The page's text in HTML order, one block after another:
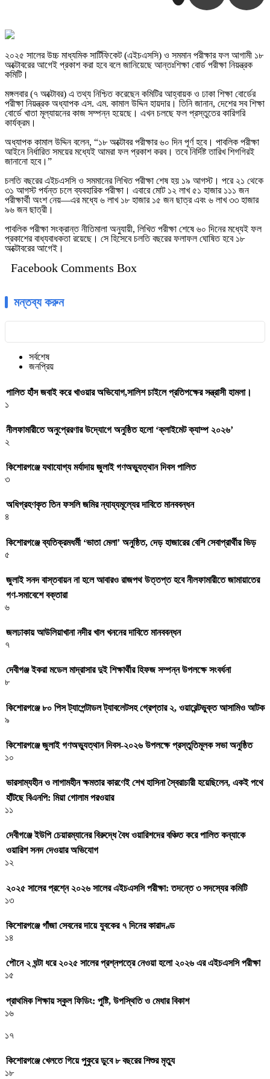
২০২৫ সালের উচ্চ মাধ্যমিক সার্টিফিকেট (এইচএসসি) ও সমমান পরীক্ষার ফল আগামী ১৮
অক্টোবরের আগেই প্রকাশ করা হবে বলে জানিয়েছে আন্তঃশিক্ষা বোর্ড পরীক্ষা নিয়ন্ত্রক
কমিটি।
মঙ্গলবার (৭ অক্টোবর) এ তথ্য নিশ্চিত করেছেন কমিটির আহ্বায়ক ও ঢাকা শিক্ষা বোর্ডের
পরীক্ষা নিয়ন্ত্রক অধ্যাপক এস. এম. কামাল উদ্দিন হায়দার। তিনি জানান, দেশের সব শিক্ষা
বোর্ডে খাতা মূল্যায়নের কাজ সম্পন্ন হয়েছে। এখন চলছে ফল প্রস্তুতের কারিগরি
কার্যক্রম।
অধ্যাপক কামাল উদ্দিন বলেন, “১৮ অক্টোবর পরীক্ষার ৬০ দিন পূর্ণ হবে। পাবলিক পরীক্ষা
আইনে নির্ধারিত সময়ের মধ্যেই আমরা ফল প্রকাশ করব। তবে নির্দিষ্ট তারিখ শিগগিরই
জানানো হবে।”
চলতি বছরের এইচএসসি ও সমমানের লিখিত পরীক্ষা শেষ হয় ১৯ আগস্ট। পরে ২১ থেকে
৩১ আগস্ট পর্যন্ত চলে ব্যবহারিক পরীক্ষা। এবারে মোট ১২ লাখ ৫১ হাজার ১১১ জন
পরীক্ষার্থী অংশ নেয়—এর মধ্যে ৬ লাখ ১৮ হাজার ১৫ জন ছাত্র এবং ৬ লাখ ৩৩ হাজার
৯৬ জন ছাত্রী।
পাবলিক পরীক্ষা সংক্রান্ত নীতিমালা অনুযায়ী, লিখিত পরীক্ষা শেষে ৬০ দিনের মধ্যেই ফল
প্রকাশের বাধ্যবাধকতা রয়েছে। সে হিসেবে চলতি বছরের ফলাফল ঘোষিত হবে ১৮
অক্টোবরের আগেই।
Facebook Comments Box
মন্তব্য করুন
সর্বশেষ
জনপ্রিয়
পালিত হাঁস জবাই করে খাওয়ার অভিযোগ,সালিশ চাইলে প্রতিপক্ষের সন্ত্রাসী হামলা।
১
নীলফামারীতে অনুপ্রেরণার উদ্যোগে অনুষ্ঠিত হলো ‘ক্লাইমেট ক্যাম্প ২০২৬’
২
কিশোরগঞ্জে যথাযোগ্য মর্যাদায় জুলাই গণঅভ্যুত্থান দিবস পালিত
৩
অধিগ্রহণকৃত তিন ফসলি জমির ন্যায্যমূল্যের দাবিতে মানববন্ধন
৪
কিশোরগঞ্জে ব্যতিক্রমধর্মী ‘ভাতা মেলা’ অনুষ্ঠিত, দেড় হাজারের বেশি সেবাপ্রার্থীর ভিড়
৫
জুলাই সনদ বাস্তবায়ন না হলে আবারও রাজপথ উত্তপ্ত হবে নীলফামারীতে জামায়াতের
গণ-সমাবেশে বক্তারা
৬
জলঢাকায় আউলিয়াখানা নদীর খাল খননের দাবিতে মানববন্ধন
৭
দেবীগঞ্জ ইকরা মডেল মাদ্রাসার দুই শিক্ষার্থীর হিফজ সম্পন্ন উপলক্ষে সংবর্ধনা
৮
কিশোরগঞ্জে ৮০ পিস ট্যাপেন্টাডল ট্যাবলেটসহ গ্রেপ্তার ২, ওয়ারেন্টভুক্ত আসামিও আটক
৯
কিশোরগঞ্জে জুলাই গণঅভ্যুত্থান দিবস-২০২৬ উপলক্ষে প্রস্তুতিমূলক সভা অনুষ্ঠিত
১০
ভারসাম্যহীন ও লাগামহীন ক্ষমতার কারণেই শেখ হাসিনা স্বৈরাচারী হয়েছিলেন, একই পথে
হাঁটছে বিএনপি: মিয়া গোলাম পরওয়ার
১১
দেবীগঞ্জে ইউপি চেয়ারম্যানের বিরুদ্ধে বৈধ ওয়ারিশদের বঞ্চিত করে পালিত কন্যাকে
ওয়ারিশ সনদ দেওয়ার অভিযোগ
১২
২০২৫ সালের প্রশ্নে ২০২৬ সালের এইচএসসি পরীক্ষা: তদন্তে ৩ সদস্যের কমিটি
১৩
কিশোরগঞ্জে গাঁজা সেবনের দায়ে যুবকের ৭ দিনের কারাদণ্ড
১৪
পৌনে ২ ঘন্টা ধরে ২০২৫ সালের প্রশ্নপত্রে নেওয়া হলো ২০২৬ এর এইচএসসি পরীক্ষা
১৫
প্রাথমিক শিক্ষায় স্কুল ফিডিং: পুষ্টি, উপস্থিতি ও মেধার বিকাশ
১৬
১৭
কিশোরগঞ্জে খেলতে গিয়ে পুকুরে ডুবে ৮ বছরের শিশুর মৃত্যু
১৮